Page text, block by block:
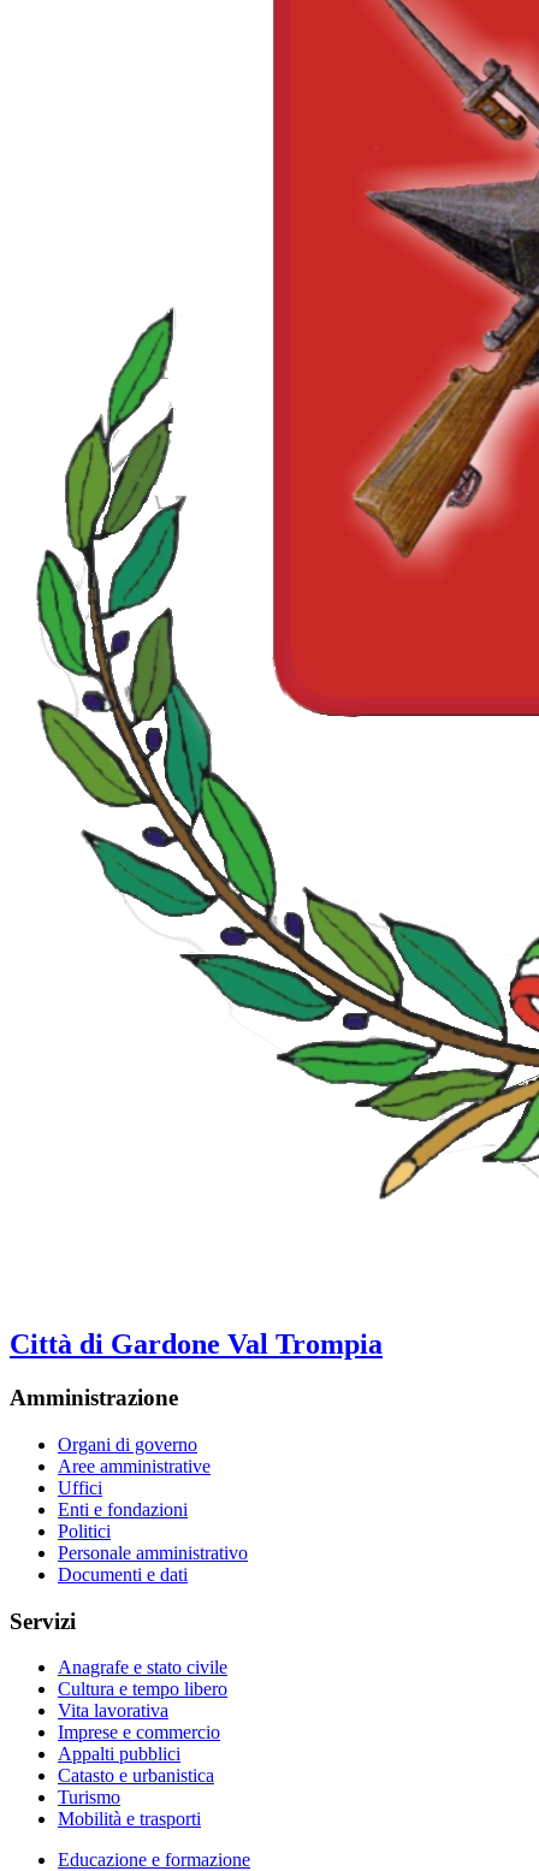
Città di Gardone Val Trompia
Amministrazione
Organi di governo
Aree amministrative
Uffici
Enti e fondazioni
Politici
Personale amministrativo
Documenti e dati
Servizi
Anagrafe e stato civile
Cultura e tempo libero
Vita lavorativa
Imprese e commercio
Appalti pubblici
Catasto e urbanistica
Turismo
Mobilità e trasporti
Educazione e formazione